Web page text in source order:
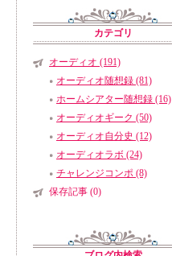
カテゴリ
オーディオ (191)
オーディオ随想録 (81)
ホームシアター随想録 (16)
オーディオギーク (50)
オーディオ自分史 (12)
オーディオラボ (24)
チャレンジコンポ (8)
保存記事 (0)